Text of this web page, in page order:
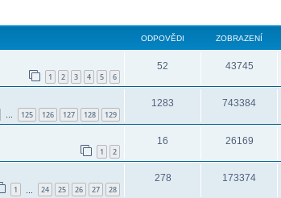
ODPOVĚDI ZOBRAZENÍ
1 2 3 4 5 6
52 43745
… 125 126 127 128 129
1283 743384
1 2
16 26169
1 24 25 26 27 28
278 173374